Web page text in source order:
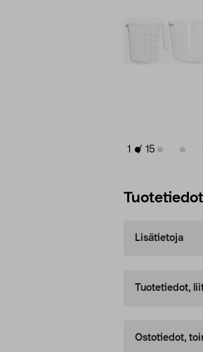
1 / 15
Tuotetiedot
Lisätietoja
Tuotetiedot,
Ostotiedot,